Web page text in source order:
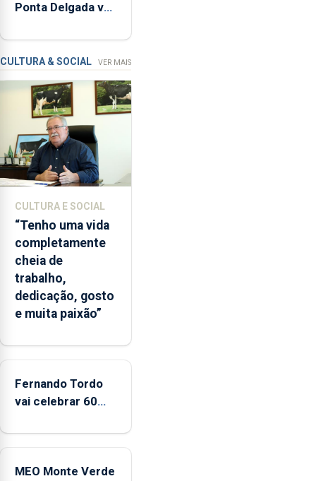
relacionadas
a
apanha
ilegal
lapas
2022
e
2026.
ilha
das
Flores
apresenta
um
“decréscimo
significativo”
CPUE
2022
e
Ponta Delgada vai
instrumentos
CULTURA & SOCIAL VER MAIS
CULTURA E SOCIAL
“Tenho uma vida
completamente
cheia de
trabalho,
dedicação, gosto
e muita paixão”
Fernando Tordo
vai celebrar 60
no Coliseu
MEO Monte Verde